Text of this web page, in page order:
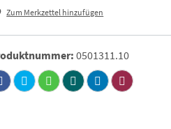
Zum Merkzettel hinzufügen
0501311.10